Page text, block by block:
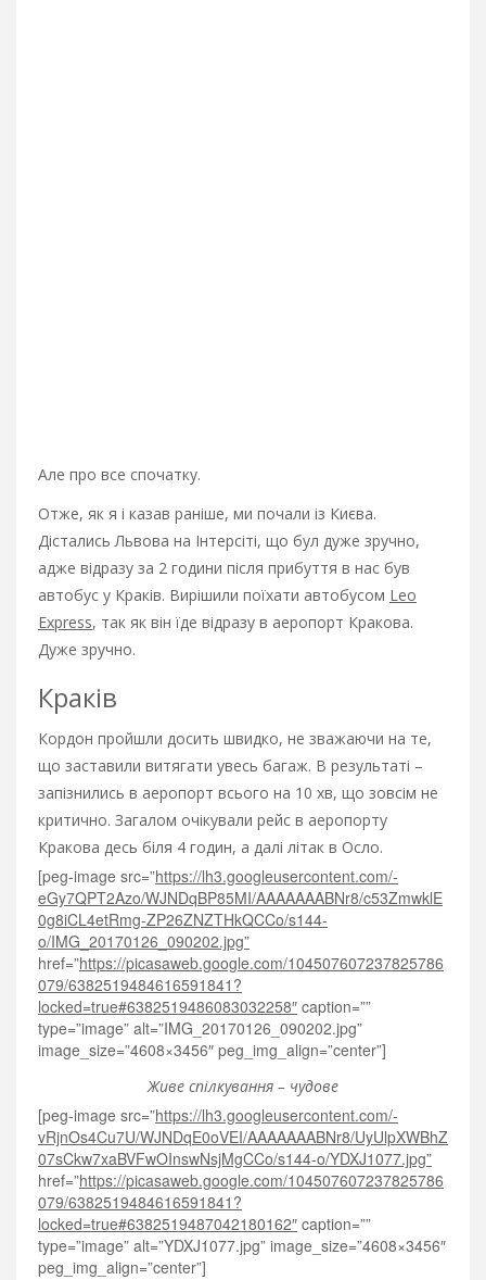
Але про все спочатку.
Отже, як я і казав раніше, ми почали із Києва.
Дістались Львова на Інтерсіті, що бул дуже зручно,
адже відразу за 2 години після прибуття в нас був
автобус у Краків. Вирішили поїхати автобусом Leo
Express, так як він їде відразу в аеропорт Кракова.
Дуже зручно.
Краків
Кордон пройшли досить швидко, не зважаючи на те,
що заставили витягати увесь багаж. В результаті –
запізнились в аеропорт всього на 10 хв, що зовсім не
критично. Загалом очікували рейс в аеропорту
Кракова десь біля 4 годин, а далі літак в Осло.
[peg-image src=”https://lh3.googleusercontent.com/-
eGy7QPT2Azo/WJNDqBP85MI/AAAAAAABNr8/c53ZmwklE
0g8iCL4etRmg-ZP26ZNZTHkQCCo/s144-
o/IMG_20170126_090202.jpg”
href=”https://picasaweb.google.com/104507607237825786
079/6382519484616591841?
locked=true#6382519486083032258″ caption=””
type=”image” alt=”IMG_20170126_090202.jpg”
image_size=”4608×3456″ peg_img_align=”center”]
Живе спілкування – чудове
[peg-image src=”https://lh3.googleusercontent.com/-
vRjnOs4Cu7U/WJNDqE0oVEI/AAAAAAABNr8/UyUlpXWBhZ
07sCkw7xaBVFwOInswNsjMgCCo/s144-o/YDXJ1077.jpg”
href=”https://picasaweb.google.com/104507607237825786
079/6382519484616591841?
locked=true#6382519487042180162″ caption=””
type=”image” alt=”YDXJ1077.jpg” image_size=”4608×3456″
peg_img_align=”center”]